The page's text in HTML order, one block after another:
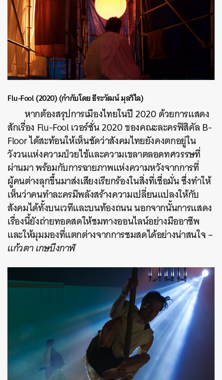
Flu-Fool (2020) (กำกับโดย ธีระวัฒน์ มุลวิไล)
หากต้องสรุปการเมืองไทยในปี 2020 ด้วยการแสดง
สักเรื่อง Flu-Fool เวอร์ชั่น 2020 ของคณะละครฟิสิคัล B-
Floor ได้สะท้อนให้เห็นชัดว่าสังคมไทยยังคงตกอยู่ใน
วังวนแห่งความป่วยไข้และความเขลาตลอดทศวรรษที่
ผ่านมา พร้อมกับการฉายภาพแห่งความหวังจากการที่
ผู้คนต่างลุกขึ้นมาส่งเสียงเรียกร้องในสิ่งที่เชื่อมั่น ซึ่งทำให้
เห็นว่าคนทำละครมีพลังสร้างความเปลี่ยนแปลงให้กับ
สังคมได้ทั้งบนเวทีและบนท้องถนน นอกจากนั้นการแสดง
เรื่องนี้ยังถ่ายทอดสดให้ชมทางออนไลน์อย่างมืออาชีพ
และให้มุมมองที่แตกต่างจากการชมสดได้อย่างน่าสนใจ –
แก้วตา เกษบึงกาฬ